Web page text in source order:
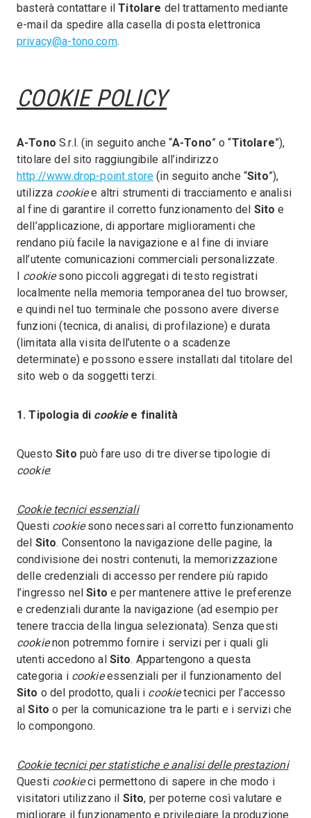
basterà contattare ilTitolare del trattamento mediante
e-mail da spedire alla casella di posta elettronica
privacy@a-tono.com.
COOKIE POLICY
A-Tono S.r.l. (in seguito anche “A-Tono” o “Titolare”),
titolare del sito raggiungibile all’indirizzo
http://www.drop-point.store (in seguito anche “Sito”),
utilizza cookiee altri strumenti di tracciamento e analisi
al fine di garantire il corretto funzionamento del Sito e
dell’applicazione, di apportare miglioramenti che
rendano più facile la navigazione e al fine di inviare
all’utente comunicazioni commerciali personalizzate.
I cookiesono piccoli aggregati di testo registrati
localmente nella memoria temporanea del tuo browser,
e quindi nel tuo terminale che possono avere diverse
funzioni (tecnica, di analisi, di profilazione) e durata
(limitata alla visita dell’utente o a scadenze
determinate) e possono essere installati dal titolare del
sito web o da soggetti terzi.
1. Tipologia di cookiee finalità
QuestoSito può fare uso di tre diverse tipologie di
cookie:
Cookie tecnici essenziali
Questi cookiesono necessari al corretto funzionamento
del Sito. Consentono la navigazione delle pagine, la
condivisione dei nostri contenuti, la memorizzazione
delle credenziali di accesso per rendere più rapido
l’ingresso nelSito e per mantenere attive le preferenze
e credenziali durante la navigazione (ad esempio per
tenere traccia della lingua selezionata). Senza questi
cookienon potremmo fornire i servizi per i quali gli
utenti accedono al Sito. Appartengono a questa
categoria i cookieessenziali per il funzionamento del
Sito o del prodotto, quali i cookietecnici per l’accesso
alSito o per la comunicazione tra le parti e i servizi che
lo compongono.
Cookie tecnici per statistiche e analisi delle prestazioni
Questi cookieci permettono di sapere in che modo i
visitatori utilizzano il Sito, per poterne così valutare e
migliorare il funzionamento e privilegiare la produzione